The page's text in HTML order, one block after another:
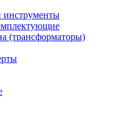
инструменты
(трансформаторы)